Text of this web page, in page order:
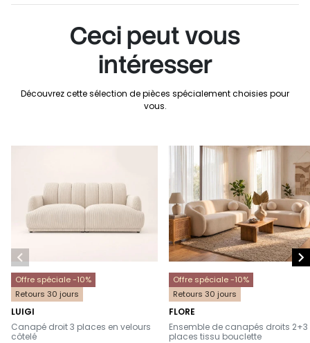
Ceci peut vous
intéresser
Découvrez cette sélection de pièces spécialement choisies pour
vous.
Offre spéciale -10%
Retours 30 jours
LUIGI
-
Canapé droit 3 places en velours
côtelé
Offre spéciale -10%
Retours 30 jours
FLORE
-
Ensemble de canapés droits 2+3
places tissu bouclette
 